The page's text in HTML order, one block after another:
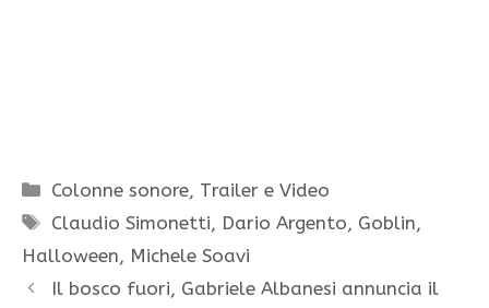
Categorie
Colonne sonore, Trailer e Video
Tag
Claudio Simonetti, Dario Argento, Goblin,
Halloween, Michele Soavi
Il bosco fuori, Gabriele Albanesi annuncia il